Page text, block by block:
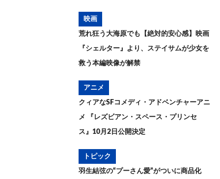
映画
荒れ狂う大海原でも【絶対的安心感】映画
『シェルター』より、ステイサムが少女を
救う本編映像が解禁
アニメ
クィアなSFコメディ・アドベンチャーアニ
メ 『レズビアン・スペース・プリンセ
ス』10月2日公開決定
トピック
羽生結弦の“プーさん愛”がついに商品化